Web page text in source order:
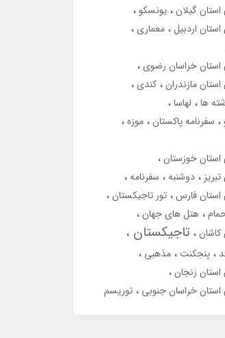
گیلان یونسکو
اردبیل معماری
استان خراسان رضوی
مازندران کندی
ها لهاسا
سفرنامه پاکستان موزه
خوزستان
دوشنبه سفرنامه
استان فارس تور تاجیکستان
هتل های جهان
کاشان تاجیکستان
پنجکنت مذهبی
زنجان
خراسان جنوبی توریسم